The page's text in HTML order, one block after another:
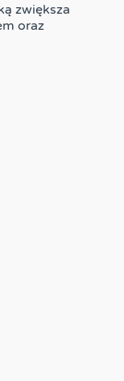
zwiększa
oraz